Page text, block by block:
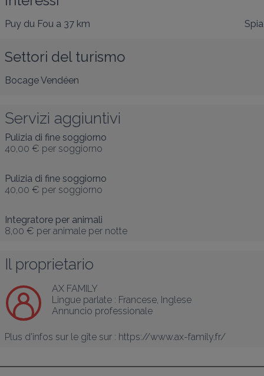
Puy du Fou a 37 km
Settori del turismo
Bocage Vendéen
Servizi aggiuntivi
Pulizia di fine soggiorno
40,00 € per soggiorno
Pulizia di fine soggiorno
40,00 € per soggiorno
Integratore per animali
8,00 € per animale per notte
Il proprietario
AX FAMILY
Lingue parlate : Francese, Inglese
Annuncio professionale
Plus d'infos sur le gîte sur : https://www.ax-family.fr/